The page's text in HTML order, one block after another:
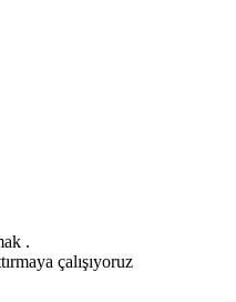
.
çalışıyoruz